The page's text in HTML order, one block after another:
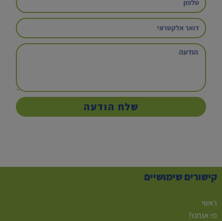
שלח הודעה
קישורים שימושיים
ראשי
מי אנחנו?